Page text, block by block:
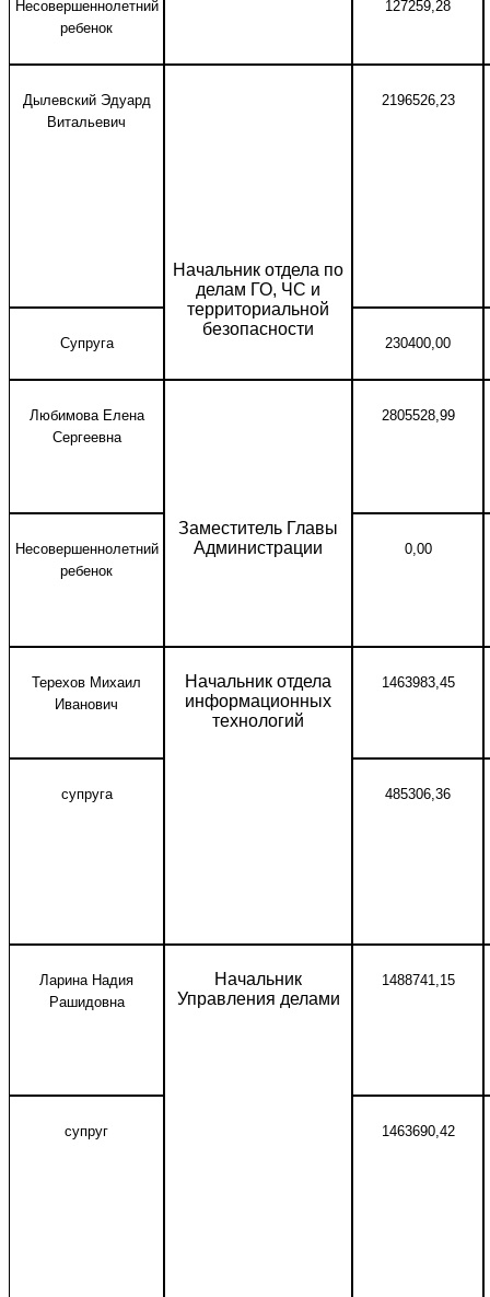
Несовершеннолетний
ребенок
127259,28
Дылевский Эдуард
Витальевич
Начальник отдела по
делам ГО, ЧС и
территориальной
безопасности
2196526,23
Супруга 230400,00
Любимова Елена
Сергеевна
Заместитель Главы
Администрации
2805528,99
Несовершеннолетний
ребенок
0,00
Терехов Михаил
Иванович
Начальник отдела
информационных
технологий
1463983,45
супруга 485306,36
Ларина Надия
Рашидовна
Начальник
Управления делами
1488741,15
супруг 1463690,42